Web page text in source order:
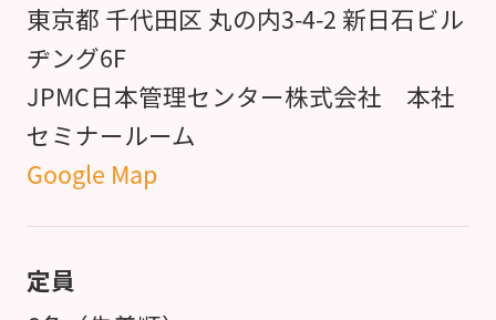
東京都 千代田区 丸の内3-4-2 新日石ビル
ヂング6F
JPMC日本管理センター株式会社 本社
セミナールーム
Google Map
定員